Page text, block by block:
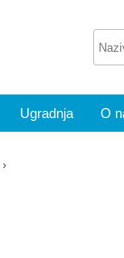
Ugradnja O
›